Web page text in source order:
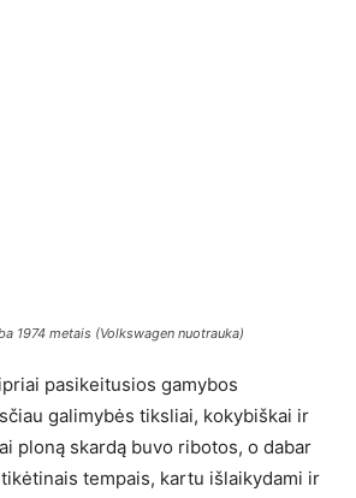
1974 metais (Volkswagen nuotrauka)
pasikeitusios gamybos
galimybės tiksliai, kokybiškai ir
ploną skardą buvo ribotos, o dabar
tempais, kartu išlaikydami ir